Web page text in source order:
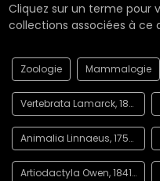
Cliquez sur un terme pour
collections associées à ce
Zoologie Mammalogie
Vertebrata Lamarck, 1801 : Embranchement
Animalia Linnaeus, 1758 : Règne
Artiodactyla Owen, 1841 : Ordre